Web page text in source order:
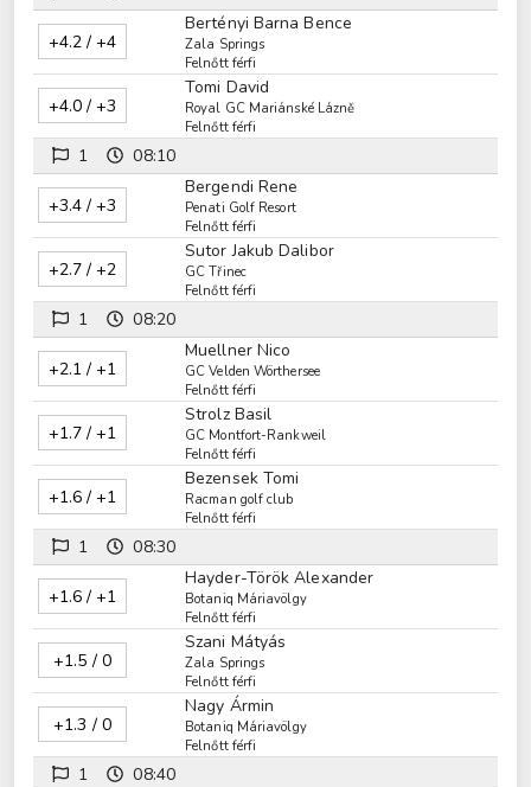
+4.2 / +4
Bertényi Barna Bence
Zala Springs
Felnőtt férfi
+4.0 / +3
Tomi David
Royal GC Mariánské Lázně
Felnőtt férfi
1 08:10
+3.4 / +3
Bergendi Rene
Penati Golf Resort
Felnőtt férfi
+2.7 / +2
Sutor Jakub Dalibor
GC Třinec
Felnőtt férfi
1 08:20
+2.1 / +1
Muellner Nico
GC Velden Wörthersee
Felnőtt férfi
+1.7 / +1
Strolz Basil
GC Montfort-Rankweil
Felnőtt férfi
+1.6 / +1
Bezensek Tomi
Racman golf club
Felnőtt férfi
1 08:30
+1.6 / +1
Hayder-Török Alexander
Botaniq Máriavölgy
Felnőtt férfi
+1.5 / 0
Szani Mátyás
Zala Springs
Felnőtt férfi
+1.3 / 0
Nagy Ármin
Botaniq Máriavölgy
Felnőtt férfi
1 08:40